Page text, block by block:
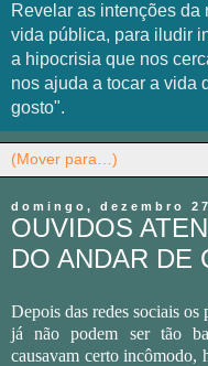
Revelar as intenções
vida pública, para iludir
a hipocrisia que nos
nos ajuda a tocar a vida
gosto".
domingo, dezembro
OUVIDOS
DO ANDAR DE
Depois das redes sociais os
já não podem ser tão
causavam certo incômodo,